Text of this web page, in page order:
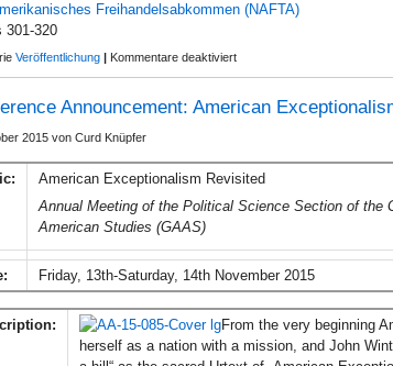
Freihandelsabkommen (NAFTA)
301-320
Veröffentlichung | Kommentare deaktiviertfür
von
Announcement: American
2015 von Curd Knüpfer
American Exceptionalism Revisited
Annual Meeting of the Political Science Section of the
American Studies (GAAS)
Friday, 13th-Saturday, 14th November 2015
From the very beginning
herself as a nation with a mission, and John